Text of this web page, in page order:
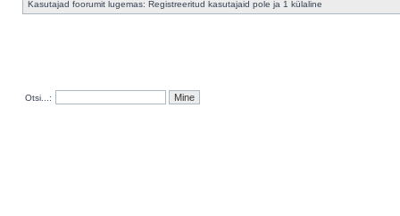
Kasutajad foorumit lugemas: Registreeritud kasutajaid pole ja 1 külaline
Otsi...: